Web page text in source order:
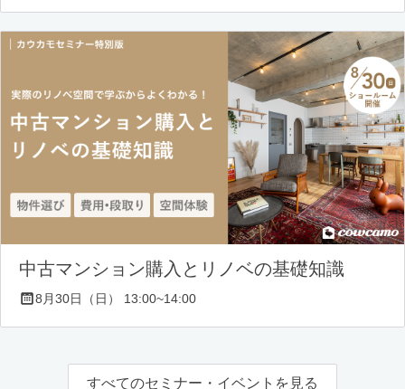
中古マンション購入とリノベの基礎知識
8月30日（日） 13:00~14:00
すべてのセミナー・イベントを見る